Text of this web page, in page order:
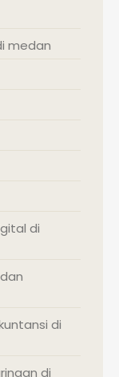
medan
di
di
di